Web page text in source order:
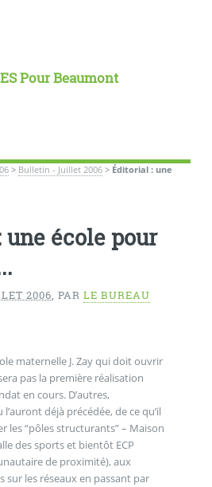
Pour Beaumont
> Bulletin - Juillet 2006> Éditorial : une
école pour
2006, PAR LE BUREAU
maternelle J. Zay qui doit ouvrir
pas la première réalisation
en cours. D’autres,
déjà précédée, de ce qu’il
les “pôles structurants” – Maison
des sports et bientôt ECP
de proximité), aux
les réseaux en passant par